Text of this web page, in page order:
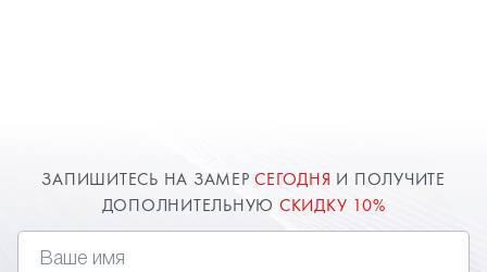
ЗАПИШИТЕСЬ НА ЗАМЕРСЕГОДНЯ И ПОЛУЧИТЕ
ДОПОЛНИТЕЛЬНУЮ СКИДКУ 10%